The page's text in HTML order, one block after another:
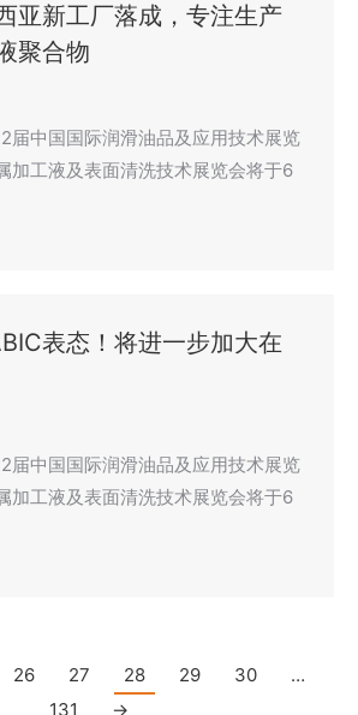
亚新工厂落成，专注生产
聚合物
届中国国际润滑油品及应用技术展览
加工液及表面清洗技术展览会将于6
表态！将进一步加大在
届中国国际润滑油品及应用技术展览
加工液及表面清洗技术展览会将于6
26 27 28 29 30
…
131
→